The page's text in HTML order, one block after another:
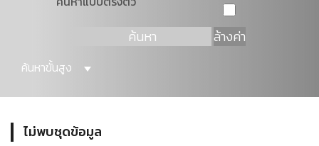
ค้นหา ล้างค่า
ค้นหาขั้นสูง
ไม่พบชุดข้อมูล